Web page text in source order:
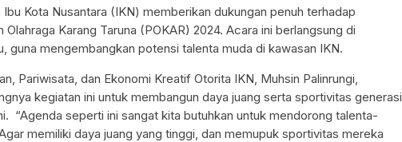
Ibu Kota Nusantara (IKN) memberikan dukungan penuh terhadap
Olahraga Karang Taruna (POKAR) 2024. Acara ini berlangsung di
guna mengembangkan potensi talenta muda di kawasan IKN.
Pariwisata, dan Ekonomi Kreatif Otorita IKN, Muhsin Palinrungi,
kegiatan ini untuk membangun daya juang serta sportivitas generasi
“Agenda seperti ini sangat kita butuhkan untuk mendorong talenta-
memiliki daya juang yang tinggi, dan memupuk sportivitas mereka